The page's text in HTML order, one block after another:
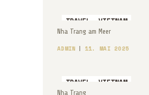
TRAVEL, VIETNAM
Nha Trang am Meer
ADMIN 11. MAI 2025
TRAVEL, VIETNAM
Nha Trang